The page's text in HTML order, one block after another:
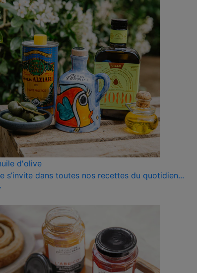
d'olive
s’invite dans toutes nos recettes du quotidien...